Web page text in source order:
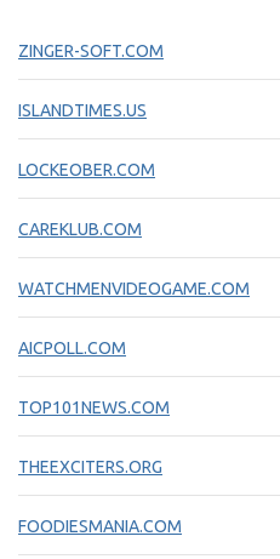
ZINGER-SOFT.COM
ISLANDTIMES.US
LOCKEOBER.COM
CAREKLUB.COM
WATCHMENVIDEOGAME.COM
AICPOLL.COM
TOP101NEWS.COM
THEEXCITERS.ORG
FOODIESMANIA.COM